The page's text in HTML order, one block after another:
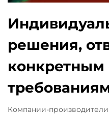
решения,
конкретным
Компании-